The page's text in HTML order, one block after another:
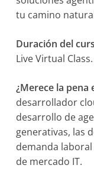
tu camino
Duración del
Live Virtual Class.
¿Merece la pena
desarrollador
desarrollo de
generativas, las
demanda
de mercado IT.